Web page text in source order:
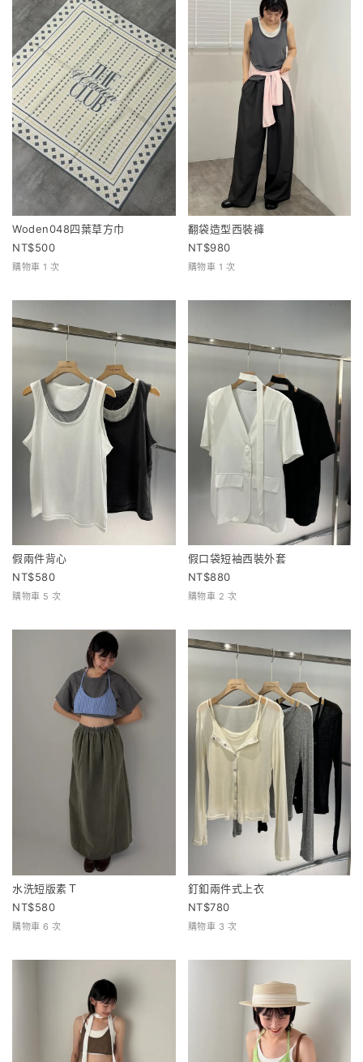
Woden048四葉草方巾
500
購物車 1 次
翻袋造型西裝褲
980
購物車 1 次
假兩件背心
580
購物車 5 次
假口袋短袖西裝外套
880
購物車 2 次
水洗短版素Ｔ
580
購物車 6 次
釘釦兩件式上衣
780
購物車 3 次